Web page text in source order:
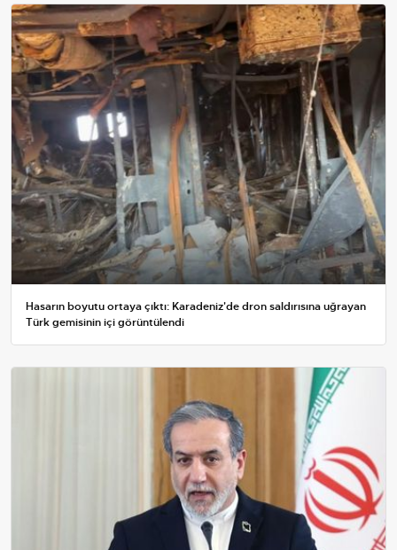
Hasarın boyutu ortaya çıktı: Karadeniz'de dron saldırısına uğrayan
Türk gemisinin içi görüntülendi